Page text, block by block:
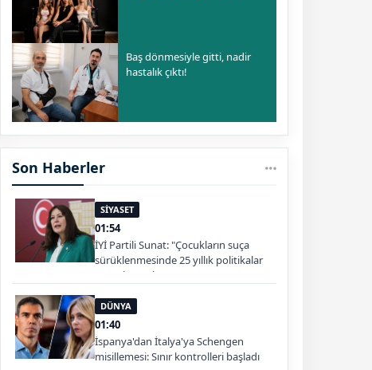
Baş dönmesiyle gitti, nadir
hastalık çıktı!
Son Haberler
SİYASET
01:54
İYİ Partili Sunat: "Çocukların suça
sürüklenmesinde 25 yıllık politikalar
sorgulanmalı"
DÜNYA
01:40
İspanya'dan İtalya'ya Schengen
misillemesi: Sınır kontrolleri başladı